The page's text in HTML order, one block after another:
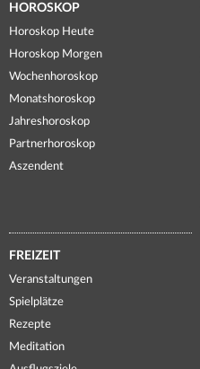
HOROSKOP
Horoskop Heute
Horoskop Morgen
Wochenhoroskop
Monatshoroskop
Jahreshoroskop
Partnerhoroskop
Aszendent
FREIZEIT
Veranstaltungen
Spielplätze
Rezepte
Meditation